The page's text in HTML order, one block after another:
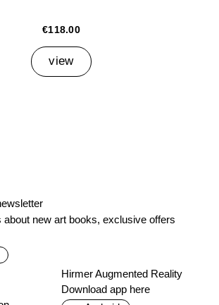
€118.00
view
new art books, exclusive offers
Hirmer Augmented Reality
Download app here